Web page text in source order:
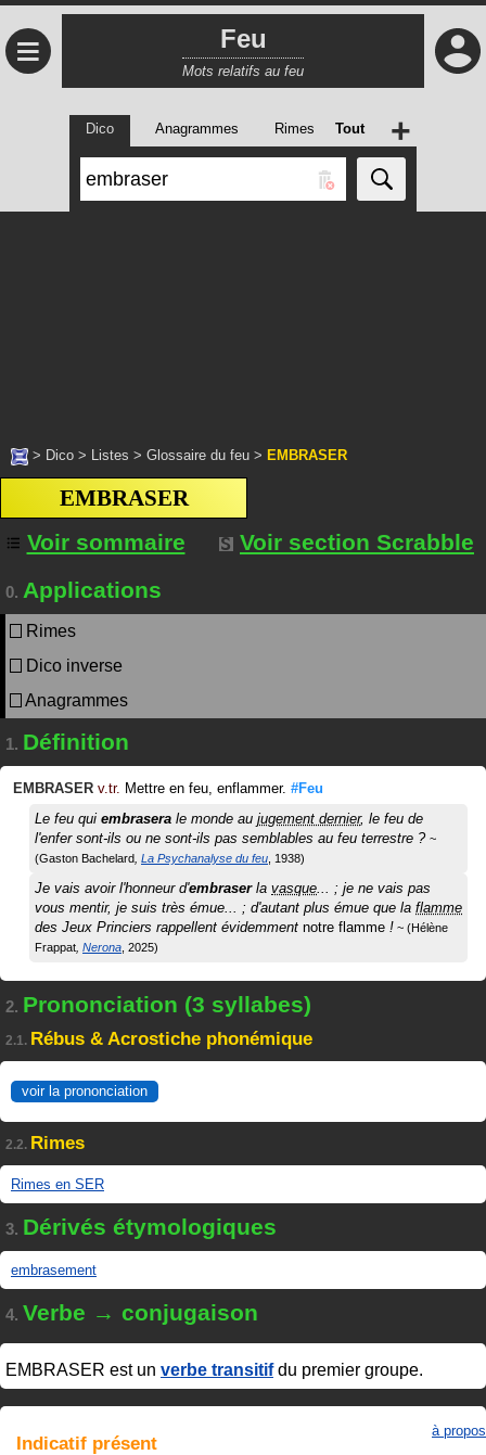
≡ Feu
Mots relatifs au feu
Dico Anagrammes Rimes Tout +
> Dico > Listes > Glossaire du feu > EMBRASER
EMBRASER
Voir sommaire
Voir section Scrabble
0. Applications
Rimes
Dico inverse
Anagrammes
1. Définition
EMBRASER v.tr. Mettre en feu, enflammer. #Feu
Le feu qui embrasera le monde au jugement dernier, le feu de
l'enfer sont-ils ou ne sont-ils pas semblables au feu terrestre ?
Gaston Bachelard La Psychanalyse du feu 1938
Je vais avoir l'honneur d'embraserla vasque... ; je ne vais pas
vous mentir, je suis très émue... ; d'autant plus émue que la flamme
des Jeux Princiers rappellent évidemment notre flamme !
Hélène
Frappat Nerona 2025
2. Prononciation (3 syllabes)
2.1. Rébus & Acrostiche phonémique
voir la prononciation
2.2. Rimes
Rimes en SER
3. Dérivés étymologiques
embrasement
4. Verbe → conjugaison
EMBRASER est un verbe transitifdu premier groupe.
Indicatif présent
à propos